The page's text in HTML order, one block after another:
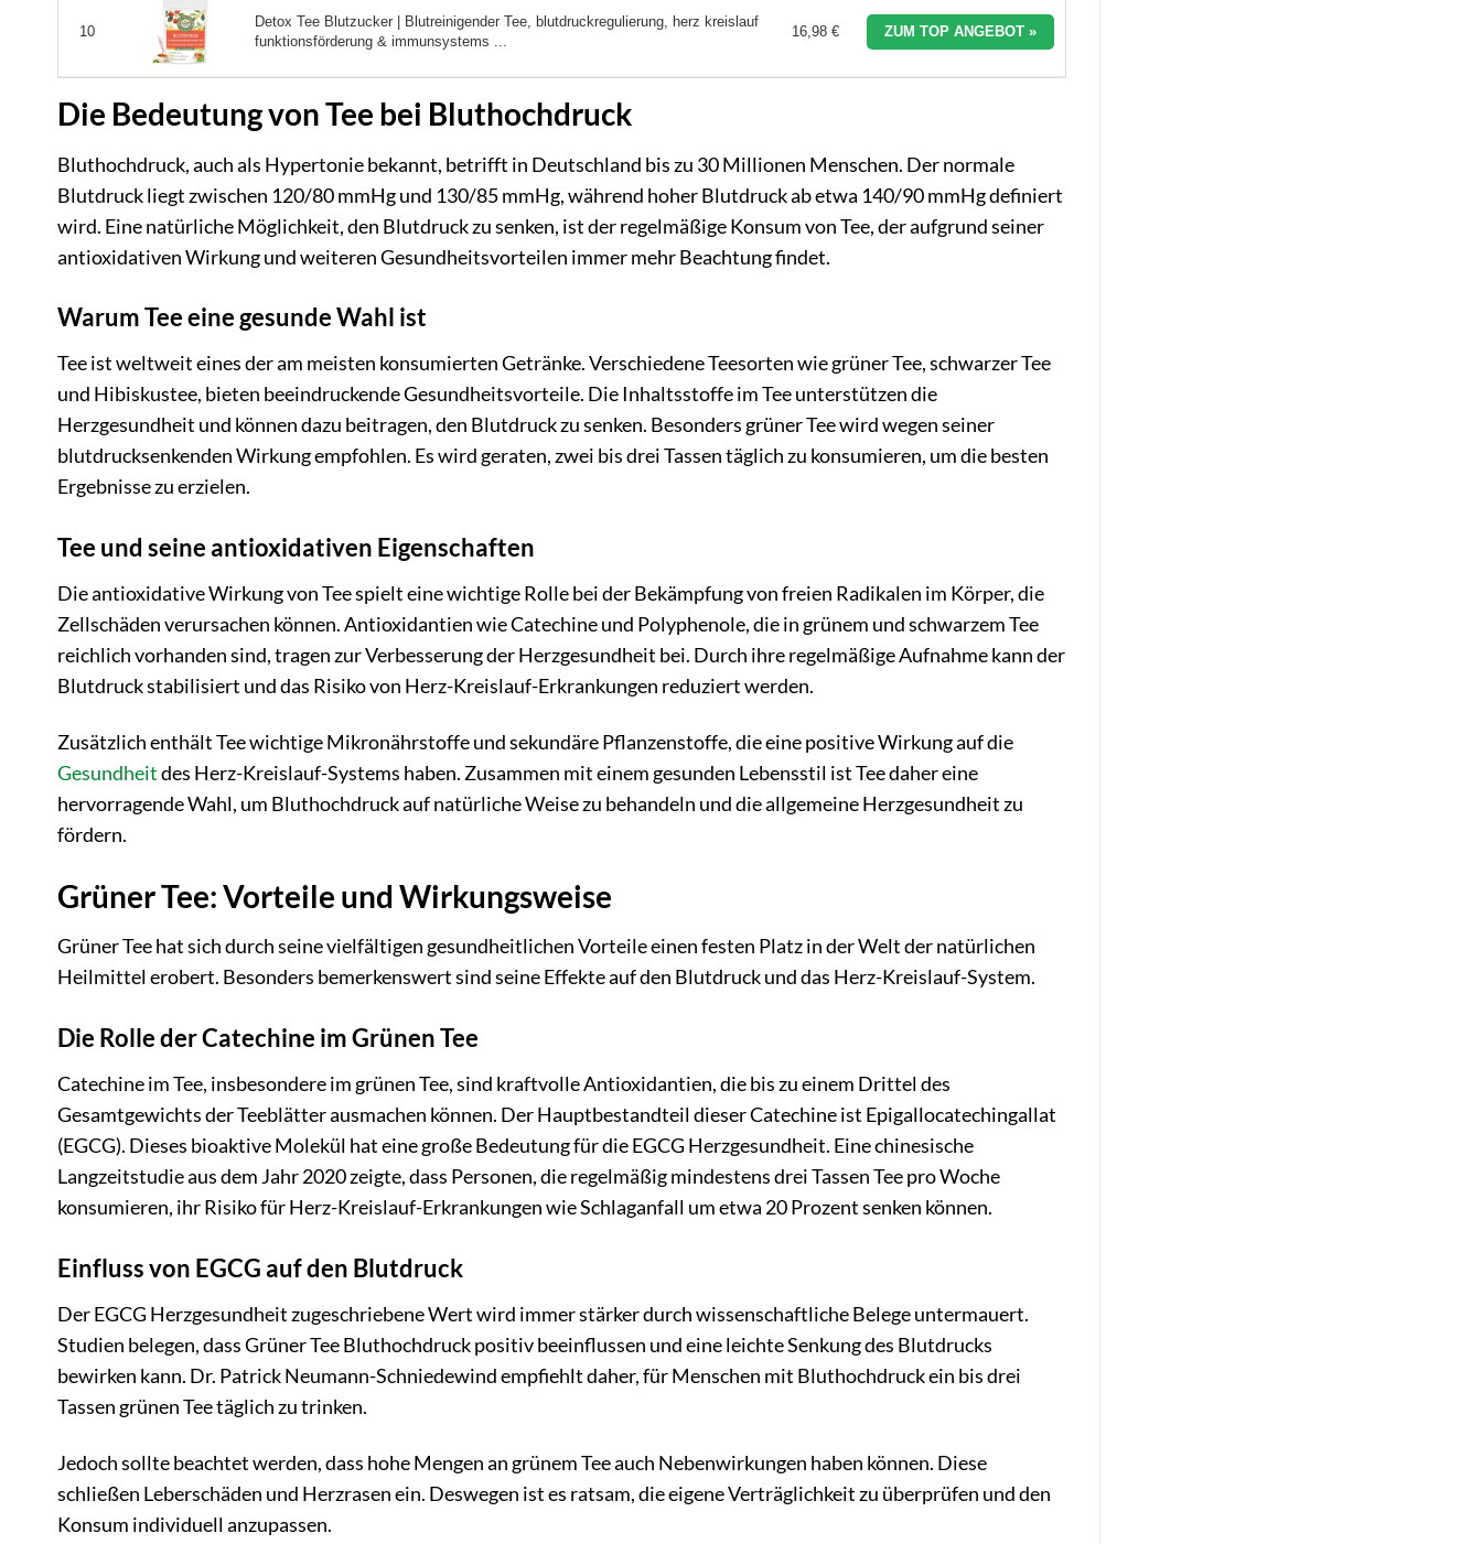
10
Detox Tee Blutzucker | Blutreinigender Tee, blutdruckregulierung, herz kreislauf
funktionsförderung & immunsystems ...
16,98 € ZUM TOP ANGEBOT »
Die Bedeutung von Tee bei Bluthochdruck
Bluthochdruck, auch als Hypertonie bekannt, betrifft in Deutschland bis zu 30 Millionen Menschen. Der normale
Blutdruck liegt zwischen 120/80 mmHg und 130/85 mmHg, während hoher Blutdruck ab etwa 140/90 mmHg definiert
wird. Eine natürliche Möglichkeit, den Blutdruck zu senken, ist der regelmäßige Konsum von Tee, der aufgrund seiner
antioxidativen Wirkung und weiteren Gesundheitsvorteilen immer mehr Beachtung findet.
Warum Tee eine gesunde Wahl ist
Tee ist weltweit eines der am meisten konsumierten Getränke. Verschiedene Teesorten wie grüner Tee, schwarzer Tee
und Hibiskustee, bieten beeindruckende Gesundheitsvorteile. Die Inhaltsstoffe im Tee unterstützen die
Herzgesundheit und können dazu beitragen, den Blutdruck zu senken. Besonders grüner Tee wird wegen seiner
blutdrucksenkenden Wirkung empfohlen. Es wird geraten, zwei bis drei Tassen täglich zu konsumieren, um die besten
Ergebnisse zu erzielen.
Tee und seine antioxidativen Eigenschaften
Die antioxidative Wirkung von Tee spielt eine wichtige Rolle bei der Bekämpfung von freien Radikalen im Körper, die
Zellschäden verursachen können. Antioxidantien wie Catechine und Polyphenole, die in grünem und schwarzem Tee
reichlich vorhanden sind, tragen zur Verbesserung der Herzgesundheit bei. Durch ihre regelmäßige Aufnahme kann der
Blutdruck stabilisiert und das Risiko von Herz-Kreislauf-Erkrankungen reduziert werden.
Zusätzlich enthält Tee wichtige Mikronährstoffe und sekundäre Pflanzenstoffe, die eine positive Wirkung auf die
Gesundheitdes Herz-Kreislauf-Systems haben. Zusammen mit einem gesunden Lebensstil ist Tee daher eine
hervorragende Wahl, um Bluthochdruck auf natürliche Weise zu behandeln und die allgemeine Herzgesundheit zu
fördern.
Grüner Tee: Vorteile und Wirkungsweise
Grüner Tee hat sich durch seine vielfältigen gesundheitlichen Vorteile einen festen Platz in der Welt der natürlichen
Heilmittel erobert. Besonders bemerkenswert sind seine Effekte auf den Blutdruck und das Herz-Kreislauf-System.
Die Rolle der Catechine im Grünen Tee
Catechine im Tee, insbesondere im grünen Tee, sind kraftvolle Antioxidantien, die bis zu einem Drittel des
Gesamtgewichts der Teeblätter ausmachen können. Der Hauptbestandteil dieser Catechine ist Epigallocatechingallat
(EGCG). Dieses bioaktive Molekül hat eine große Bedeutung für die EGCG Herzgesundheit. Eine chinesische
Langzeitstudie aus dem Jahr 2020 zeigte, dass Personen, die regelmäßig mindestens drei Tassen Tee pro Woche
konsumieren, ihr Risiko für Herz-Kreislauf-Erkrankungen wie Schlaganfall um etwa 20 Prozent senken können.
Einfluss von EGCG auf den Blutdruck
Der EGCG Herzgesundheit zugeschriebene Wert wird immer stärker durch wissenschaftliche Belege untermauert.
Studien belegen, dass Grüner Tee Bluthochdruck positiv beeinflussen und eine leichte Senkung des Blutdrucks
bewirken kann. Dr. Patrick Neumann-Schniedewind empfiehlt daher, für Menschen mit Bluthochdruck ein bis drei
Tassen grünen Tee täglich zu trinken.
Jedoch sollte beachtet werden, dass hohe Mengen an grünem Tee auch Nebenwirkungen haben können. Diese
schließen Leberschäden und Herzrasen ein. Deswegen ist es ratsam, die eigene Verträglichkeit zu überprüfen und den
Konsum individuell anzupassen.